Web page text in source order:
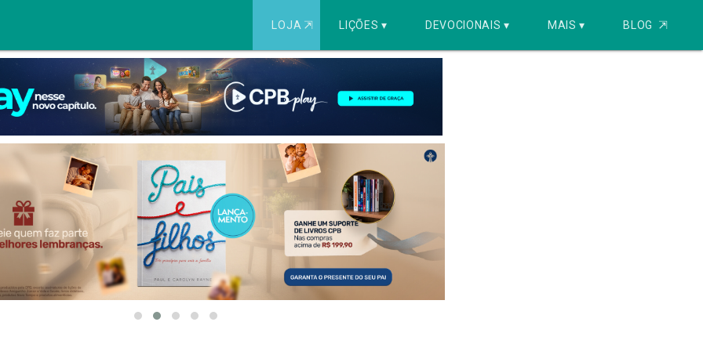
LOJA ⇱ LIÇÕES ▾ DEVOCIONAIS ▾ MAIS ▾ BLOG ⇱